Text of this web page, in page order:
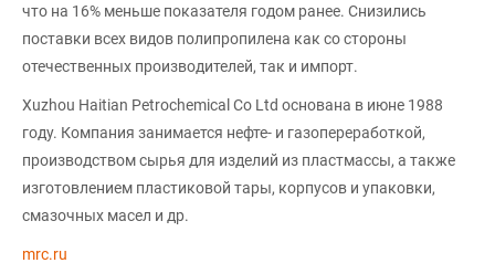
что на 16% меньше показателя годом ранее. Снизились
поставки всех видов полипропилена как со стороны
отечественных производителей, так и импорт.
Xuzhou Haitian Petrochemical Co Ltd основана в июне 1988
году. Компания занимается нефте- и газопереработкой,
производством сырья для изделий из пластмассы, а также
изготовлением пластиковой тары, корпусов и упаковки,
смазочных масел и др.
mrc.ru